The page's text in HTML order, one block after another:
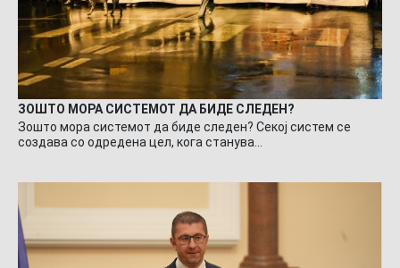
ЗОШТО МОРА СИСТЕМОТ ДА БИДЕ СЛЕДЕН?
Зошто мора системот да биде следен? Секој систем се
создава со одредена цел, кога станува…